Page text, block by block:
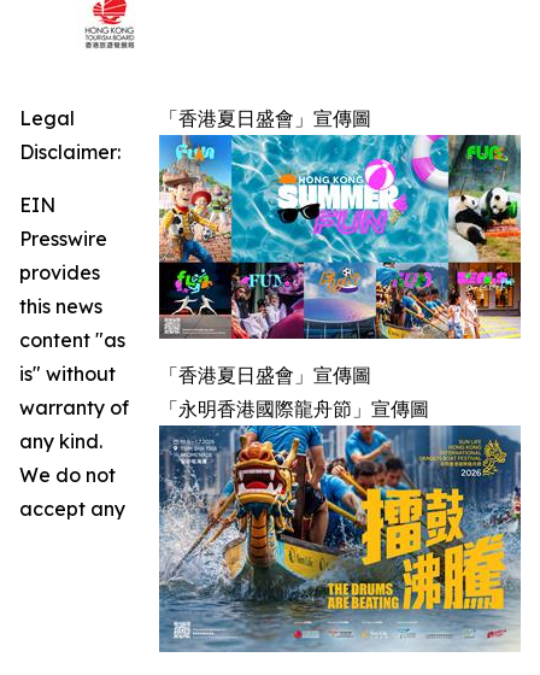
「香港夏日盛會」宣傳圖
「香港夏日盛會」宣傳圖
「永明香港國際龍舟節」宣傳圖
Legal
Disclaimer:
EIN
Presswire
provides
this news
content "as
is" without
warranty of
any kind.
We do not
accept any